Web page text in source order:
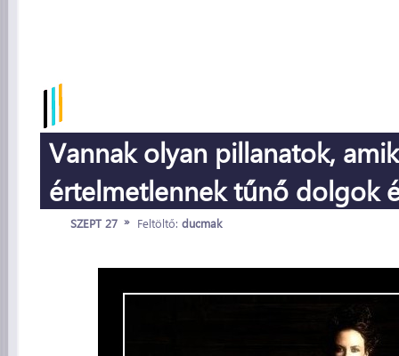
Vannak olyan pillanatok,
értelmetlennek tűnő dolgok
SZEPT 27 » Feltöltő: ducmak